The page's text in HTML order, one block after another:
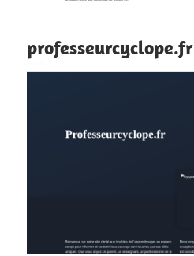
professeurcyclope.fr